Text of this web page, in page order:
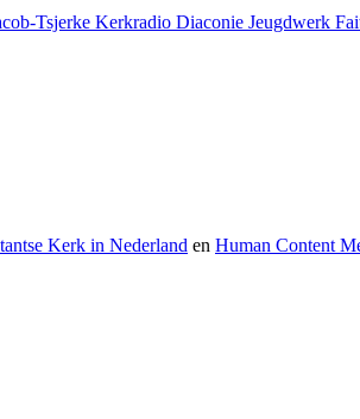
Tsjerke Kerkradio Diaconie Jeugdwerk
Kerk in Nederland en Human Content